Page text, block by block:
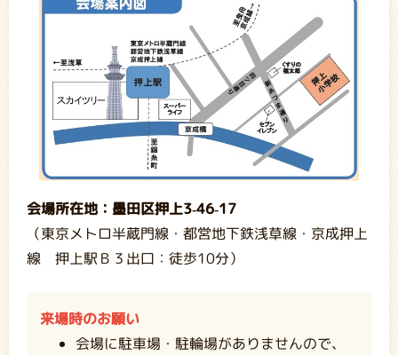
会場所在地：墨田区押上3-46-17
（東京メトロ半蔵門線・都営地下鉄浅草線・京成押上
線 押上駅Ｂ３出口：徒歩10分）
来場時のお願い
会場に駐車場・駐輪場がありませんので、